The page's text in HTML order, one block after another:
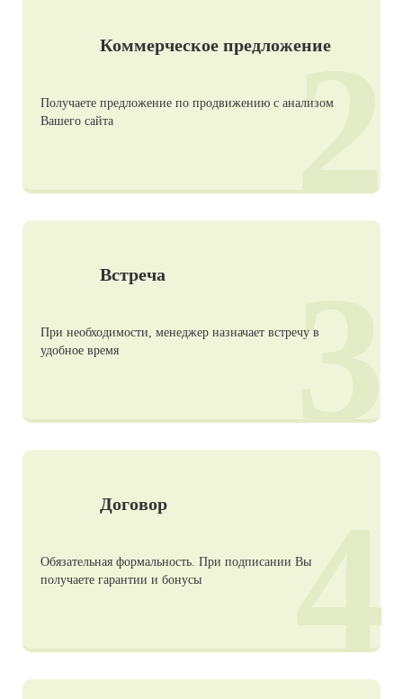
Коммерческое предложение
Получаете предложение по продвижению с анализом
Вашего сайта
2
Встреча
При необходимости, менеджер назначает встречу в
удобное время
3
Договор
Обязательная формальность. При подписании Вы
получаете гарантии и бонусы
4